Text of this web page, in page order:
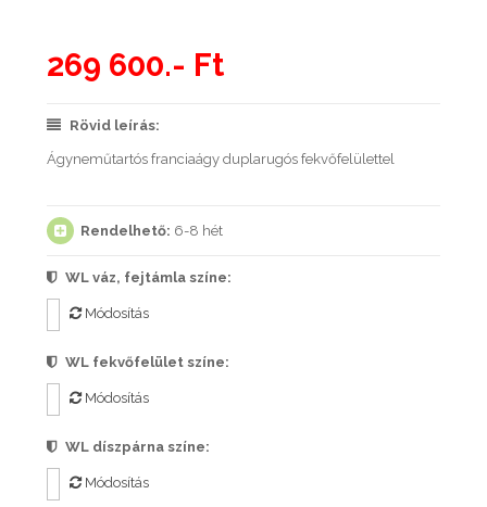
269 600.- Ft
Rövid leírás:
Ágyneműtartós franciaágy duplarugós fekvőfelülettel
Rendelhető: 6-8 hét
WL váz, fejtámla színe:
Módosítás
WL fekvőfelület színe:
Módosítás
WL díszpárna színe:
Módosítás